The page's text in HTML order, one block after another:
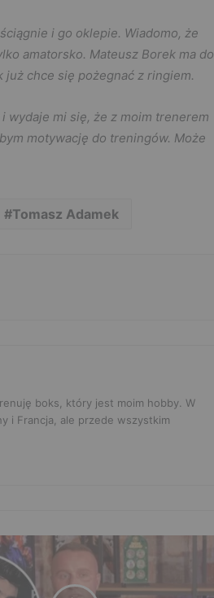
i go oklepie. Wiadomo, że
amatorsko. Mateusz Borek ma do
już chce się pożegnać z ringiem.
wydaje mi się, że z moim trenerem
motywację do treningów. Może
Tomasz Adamek
boks, który jest moim hobby. W
i Francja, ale przede wszystkim